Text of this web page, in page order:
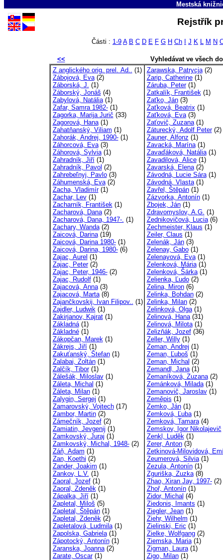
Mestská
Rejstřík
Části : 1-9 A B C D E F G H Ch J K L M N
<<
Vyhledávat ve všech
Z anglického orig. prel. Ad.. (1)
Zábojová, Eva(2)
Záborská, J. (1)
Záborský, Jonáš (4)
Zabylová, Natália(1)
Zafar, Samra 1982-(1)
Zagorka, Marija Jurič (33)
Zagorová, Hana(1)
Zahatňanský, Viliam (1)
Zahorák, Andrej, 1990-(1)
Záhorcová, Eva(3)
Záhorová, Sylvia(1)
Zahradník, Jiří(1)
Zahradník, Pavol (2)
Zahrebeľnyj, Pavlo(3)
Záhumenská, Eva(2)
Zacha, Vladimír(1)
Zachar, Lev(1)
Zacharník, František(1)
Zacharová, Dana(2)
Zacharová, Dana, 1947-. (1)
Zachary, Wanda(2)
Zaicová, Darina(19)
Zaicová, Darina 1980-(1)
Zaicová, Darina, 1980-(6)
Zajac, Aurel (1)
Zajac, Peter(2)
Zajac, Peter, 1946-(2)
Zajac, Rudolf(1)
Zajacová, Anna(3)
Zajacová, Marta(8)
Zajančkovskij, Ivan Filipov.. (1)
Zajdler, Ludwik(1)
Zakirjanov, Kajrat(1)
Základná(1)
Základné(1)
Zákopčan, Marek(1)
Zákrejs, Jiří(1)
Zakuťanský, Štefan(1)
Zalabai, Zoltán(1)
Zalčík, Tibor(1)
Zálešák, Miloslav(1)
Záleta, Michal (1)
Záleta, Milan(1)
Zalygin, Sergej (1)
Zamarovský, Vojtech(17)
Zambor, Martin(2)
Zámečník, Jozef(2)
Zamiatin, Jevgenij (1)
Zamkovský, Juraj (1)
Zamkovský, Michal, 1948-(2)
Záň, Adam (1)
Zan, Koethi (2)
Zander, Joakim (1)
Zankov, L.V. (1)
Zaoral, Jozef(1)
Zaoral, Zdeněk(1)
Zápalka, Jiří(1)
Zapletal, Miloš (5)
Zapletal, Štěpán(1)
Zapletal, Zdeněk(2)
Zapletalová, Ludmila(1)
Zapolska, Gabriela(1)
Zápotocký, Antonín(1)
Zaranska, Joanna(2)
Zarate, Oscar(1)
Zarawska, Patrycja(2)
Zarip, Catherine(1)
Záruba, Peter(1)
Zatkalík, František(1)
Zaťko, Ján(3)
Zaťková, Beatrix(1)
Zaťková, Eva(3)
Zaťovič, Zuzana(1)
Záturecký, Adolf Peter(2)
Zauner, Alfonz (1)
Zavacká, Marína(1)
Zavaďáková, Natália(1)
Zavadilová, Alice(1)
Zavarská, Elena(2)
Závodná, Lucie Sára(1)
Závodná, Vlasta(1)
Zavřel, Štěpán(1)
Zázvorka, Antonín(1)
Zbojek, Ján(1)
Zdravomyslov, A.G. (1)
Zednikovičová, Lucia(6)
Zechmeister, Klaus (1)
Zeiler, Claus (1)
Zelenák, Ján(3)
Zelenay, Gabo(1)
Zelenayová, Eva(1)
Zelenková, Mária(1)
Zelenková, Šárka(1)
Zelienka, Ľudo(2)
Zelina, Miron(6)
Zelinka, Bohdan(2)
Zelinka, Milan(2)
Zelinková, Olga(1)
Zelinová, Hana(31)
Zelinová, Milota(1)
Zelizňák, Jozef(36)
Zeller, Willy(1)
Zeman, Andrej (1)
Zeman, Ľuboš (1)
Zeman, Michal (2)
Zemandl, Jana(1)
Zemaníková, Zuzana(2)
Zemánková, Milada(1)
Zemanovič, Jaroslav(1)
Zeměpis (1)
Zemko, Ján(1)
Zemková, Ľuba(1)
Zemková, Tamara(4)
Zemskov, Igor Nikolajevič
Zenkl, Luděk(1)
Zerer, Anton(3)
Zetkinová-Milovidová,
Zeumerová, Silvia(1)
Zezula, Antonín(1)
Zguriška, Zuzka(8)
Zhao, Xiran Jay, 1997-(2)
Zhoř, Antonín(1)
Zidor, Michal (4)
Ziedonis, Imants (1)
Ziegler, Jean(1)
Ziehr, Wilhelm (1)
Zielinski, Eric (1)
Zielke, Wolfgang(2)
Ziemska, Maria(1)
Zigman, Laura(1)
Zigo, Milan(1)